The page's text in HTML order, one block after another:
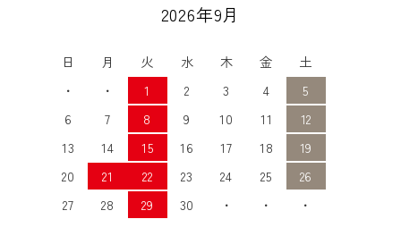
2026年9月
日 月 火 水 木 金
土
・
・ 1 2 3 4
5
6
7 8 9 10 11
12
13
14 15 16 17 18
19
20
21 22 23 24 25
26
27
28 29 30 ・ ・ ・